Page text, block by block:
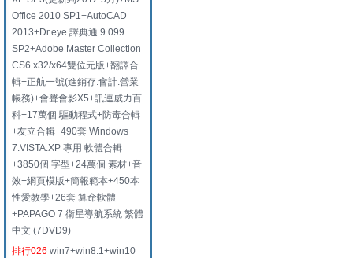
Office 2010 SP1+AutoCAD
2013+Dr.eye 譯典通 9.099
SP2+Adobe Master Collection
CS6 x32/x64雙位元版+翻譯合
輯+正航一號(進銷存.會計.營業
帳務)+會聲會影X5+訊連威力百
科+17萬個 驅動程式+防毒合輯
+友立合輯+490套 Windows
7.VISTA.XP 專用 軟體合輯
+3850個 字型+24萬個 素材+音
效+網頁模版+簡報範本+450本
性愛教學+26套 算命軟體
+PAPAGO 7 衛星導航系統 繁體
中文 (7DVD9)
排行026 win7+win8.1+win10